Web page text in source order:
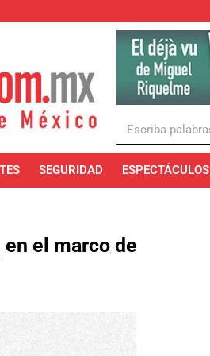
SEGURIDAD ESPECTÁCULOS
el marco de